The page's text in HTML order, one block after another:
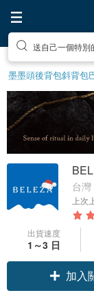
送自己一個特別
墨墨頭後背包斜背包
台
上次
出貨速度
1～3 日
加入